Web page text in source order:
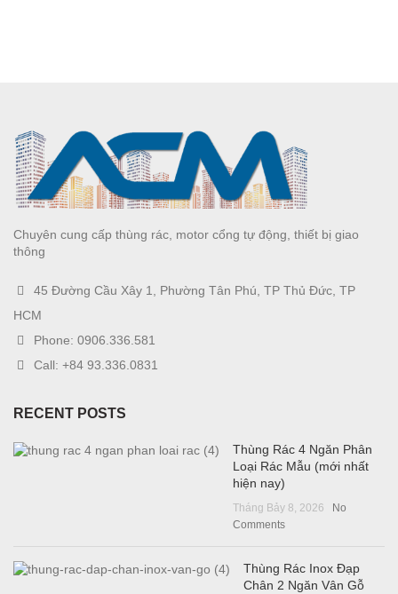
Chuyên cung cấp thùng rác, motor cổng tự động, thiết bị giao
thông
45 Đường Cầu Xây 1, Phường Tân Phú, TP Thủ Đức, TP
HCM
Phone: 0906.336.581
Call: +84 93.336.0831
RECENT POSTS
Thùng Rác 4 Ngăn Phân
Loại Rác Mẫu (mới nhất
hiện nay)
Tháng Bảy 8, 2026
No
Comments
Thùng Rác Inox Đạp
Chân 2 Ngăn Vân Gỗ